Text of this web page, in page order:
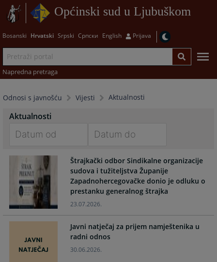
Općinski sud u Ljubuškom
Bosanski Hrvatski Srpski Српски English Prijava
Napredna pretraga
Odnosi s javnošću Vijesti Aktualnosti
Aktualnosti
interact
with
the
calendar
select
forward
to
interact
with
the
calendar
and
select
a
Štrajkački odbor Sindikalne organizacije
sudova i tužiteljstva Županije
Zapadnohercegovačke donio je odluku o
prestanku generalnog štrajka
23.07.2026.
Javni natječaj za prijem namještenika u
radni odnos
30.06.2026.